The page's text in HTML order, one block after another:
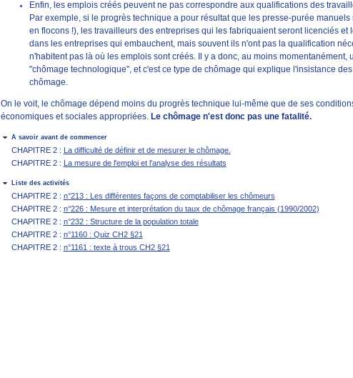
Enfin, les emplois créés peuvent ne pas correspondre aux qualifications des
Par exemple, si le progrès technique a pour résultat que les presse-purée
en flocons !), les travailleurs des entreprises qui les fabriquaient seront licenciés
dans les entreprises qui embauchent, mais souvent ils n'ont pas la qualification
n'habitent pas là où les emplois sont créés. Il y a donc, au moins
"chômage technologique", et c'est ce type de chômage qui explique l'insistance
chômage.
On le voit, le chômage dépend moins du progrès technique lui-même que de ses
économiques et sociales appropriées.
Le chômage n'est donc pas une fatalité.
A savoir avant de commencer
CHAPITRE 2 : La difficulté de définir et de mesurer le chômage.
CHAPITRE 2 : La mesure de l'emploi et l'analyse des résultats
Liste des activités
CHAPITRE 2 : n°213 : Les différentes façons de comptabiliser les chômeurs
CHAPITRE 2 : n°226 : Mesure et interprétation du taux de chômage français (1990/2002)
CHAPITRE 2 : n°232 : Structure de la population totale
CHAPITRE 2 : n°1160 : Quiz CH2 §21
CHAPITRE 2 : n°1161 : texte à trous CH2 §21